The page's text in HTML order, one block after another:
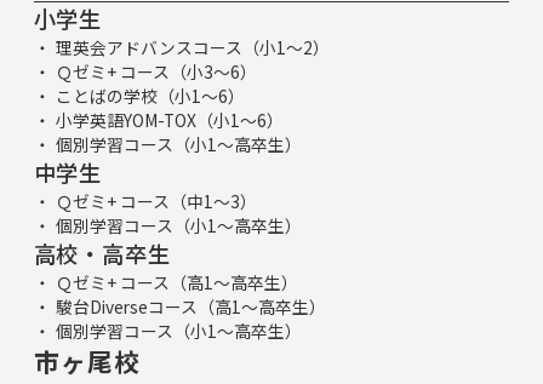
小学生
理英会アドバンスコース（小1～2）
Ｑゼミ+ コース（小3～6）
ことばの学校（小1～6）
小学英語YOM-TOX（小1～6）
個別学習コース（小1～高卒生）
中学生
Ｑゼミ+ コース（中1～3）
個別学習コース（小1～高卒生）
高校・高卒生
Ｑゼミ+ コース（高1～高卒生）
駿台Diverseコース（高1～高卒生）
個別学習コース（小1～高卒生）
市ヶ尾校